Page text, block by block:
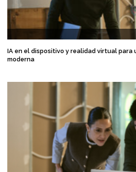
IA en el dispositivo y realidad virtual para
moderna